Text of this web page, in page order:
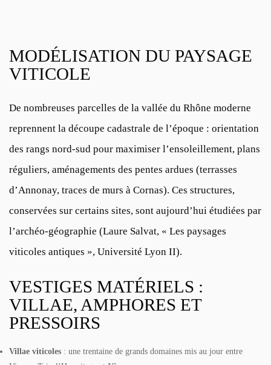
MODÉLISATION DU PAYSAGE
VITICOLE
De nombreuses parcelles de la vallée du Rhône moderne
reprennent la découpe cadastrale de l’époque : orientation
des rangs nord-sud pour maximiser l’ensoleillement, plans
réguliers, aménagements des pentes ardues (terrasses
d’Annonay, traces de murs à Cornas). Ces structures,
conservées sur certains sites, sont aujourd’hui étudiées par
l’archéo-géographie (Laure Salvat, « Les paysages
viticoles antiques », Université Lyon II).
VESTIGES MATÉRIELS :
VILLAE, AMPHORES ET
PRESSOIRS
Villae viticoles : une trentaine de grands domaines mis au jour entre